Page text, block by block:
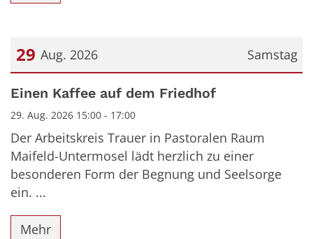
Samstag
29 Aug. 2026
Datum: 29. August 2026
Einen Kaffee auf dem Friedhof
29. Aug. 2026 15:00 - 17:00
Der Arbeitskreis Trauer in Pastoralen Raum
Maifeld-Untermosel lädt herzlich zu einer
besonderen Form der Begnung und Seelsorge
ein. ...
Mehr